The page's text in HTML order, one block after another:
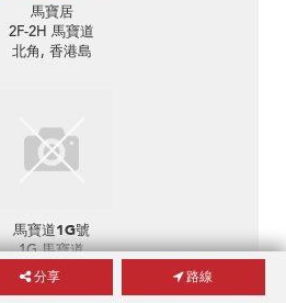
馬寶居
2F-2H 馬寶道
北角, 香港島
馬寶道1G號
1G 馬寶道
北角, 香港島
分享 路線